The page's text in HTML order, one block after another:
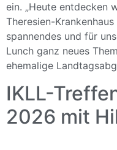
ein. „Heute entdecken
Theresien-
spannendes und für
Lunch ganz neues
ehemalige
IKLL-
2026 mit